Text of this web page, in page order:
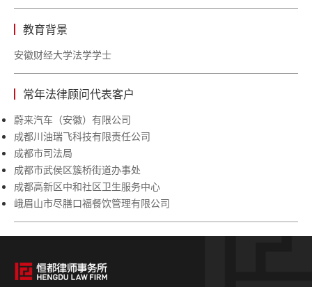
教育背景
安徽财经大学法学学士
常年法律顾问代表客户
蔚来汽车（安徽）有限公司
成都川油瑞飞科技有限责任公司
成都市司法局
成都市武侯区簇桥街道办事处
成都高新区中和社区卫生服务中心
峨眉山市尽膳口福餐饮管理有限公司